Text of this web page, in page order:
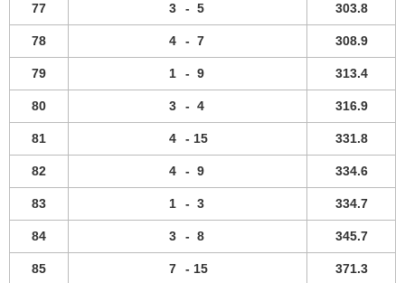
77 3 - 5 303.8
78 4 - 7 308.9
79 1 - 9 313.4
80 3 - 4 316.9
81 4 - 15 331.8
82 4 - 9 334.6
83 1 - 3 334.7
84 3 - 8 345.7
85 7 - 15 371.3